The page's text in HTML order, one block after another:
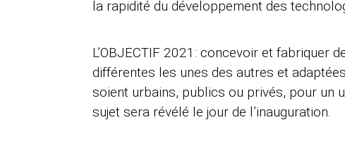
la rapidité du développement des
L’OBJECTIF 2021: concevoir et fabriquer
différentes les unes des autres et
soient urbains, publics ou privés, pour un
sujet sera révélé le jour de l’inauguration.